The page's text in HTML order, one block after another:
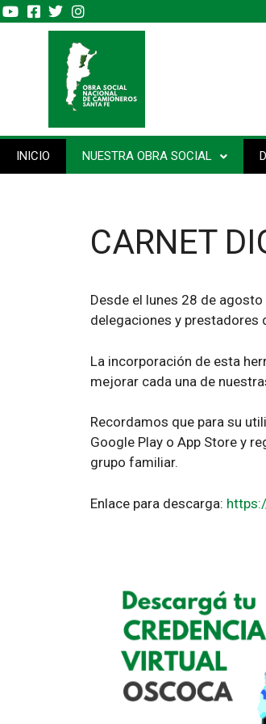
INICIO NUESTRA OBRA SOCIAL
CARNET
Desde el lunes 28 de
delegaciones y prestadores
La incorporación de esta
mejorar cada una de
Recordamos que para su
Google Play o App Store y
grupo familiar.
Enlace para descarga: